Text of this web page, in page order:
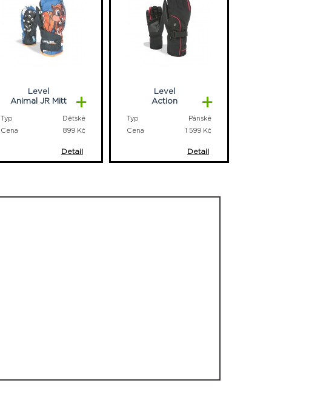
Level
Animal JR Mitt
Typ
Dětské
Cena
899 Kč
+
Detail
Level
Action
Typ
Pánské
Cena
1 599 Kč
+
Detail